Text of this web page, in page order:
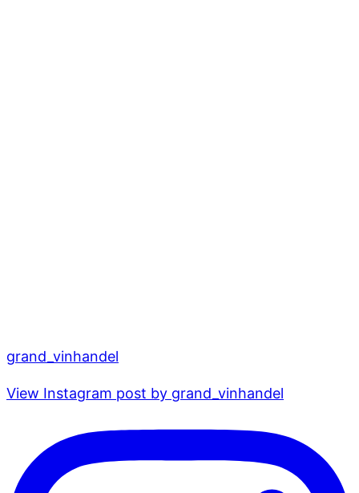
grand_vinhandel
View Instagram post by grand_vinhandel